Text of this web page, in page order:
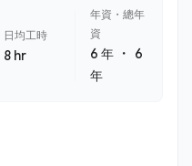
日均工時
8 hr
年資・總年
資
6 年 ・
6
年